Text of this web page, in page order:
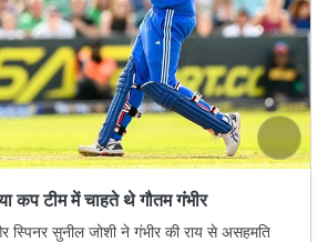
कप टीम में चाहते थे गौतम गंभीर
स्पिनर सुनील जोशी ने गंभीर की राय से असहमति